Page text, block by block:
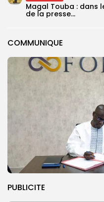
COMMUNIQUE
PUBLICITE
Magal Touba : dans
de la presse...